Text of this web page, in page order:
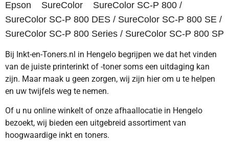
Epson SureColor SureColor SC-P 800 /
SureColor SC-P 800 DES / SureColor SC-P 800 SE /
SureColor SC-P 800 Series / SureColor SC-P 800 SP
Bij Inkt-en-Toners.nl in Hengelo begrijpen we dat het vinden
van de juiste printerinkt of -toner soms een uitdaging kan
zijn. Maar maak u geen zorgen, wij zijn hier om u te helpen
en uw twijfels weg te nemen.
Of u nu online winkelt of onze afhaallocatie in Hengelo
bezoekt, wij bieden een uitgebreid assortiment van
hoogwaardige inkt en toners.